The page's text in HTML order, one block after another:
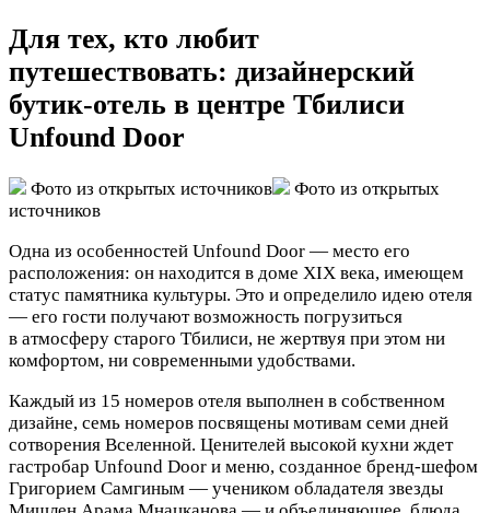
Для тех, кто любит
путешествовать: дизайнерский
бутик-отель в центре Тбилиси
Unfound Door
Фото из открытых источников
Фото из открытых
источников
Одна из особенностей Unfound Door — место его
расположения: он находится в доме XIX века, имеющем
статус памятника культуры. Это и определило идею отеля
— его гости получают возможность погрузиться
в атмосферу старого Тбилиси, не жертвуя при этом ни
комфортом, ни современными удобствами.
Каждый из 15 номеров отеля выполнен в собственном
дизайне, семь номеров посвящены мотивам семи дней
сотворения Вселенной. Ценителей высокой кухни ждет
гастробар Unfound Door и меню, созданное бренд-шефом
Григорием Самгиным — учеником обладателя звезды